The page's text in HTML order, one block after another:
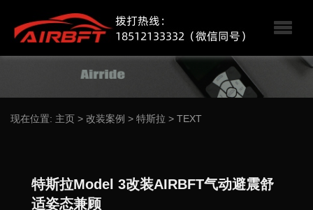
现在位置: 主页 > 改装案例 > 特斯拉 > TEXT
特斯拉Model 3改装AIRBFT气动避震舒
适姿态兼顾